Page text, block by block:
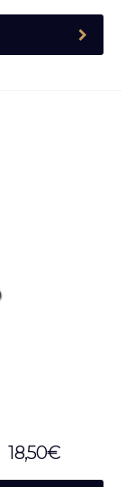
18,50€